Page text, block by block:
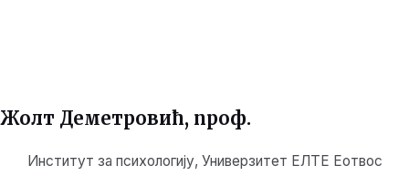
Жолт Деметровић, проф.
Институт за психологију, Универзитет ЕЛТЕ Еотвос